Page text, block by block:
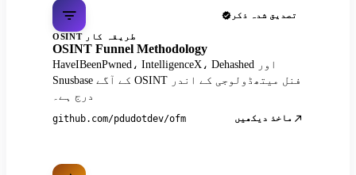
تصدیق شدہ ذکر
OSINT طریقہ کار
OSINT Funnel Methodology
HaveIBeenPwned، IntelligenceX، Dehashed اور
Snusbase کے آگے OSINT فنل میتھڈولوجی کے اندر
درج ہے۔
github.com/pdudotdev/ofm ماخذ دیکھیں